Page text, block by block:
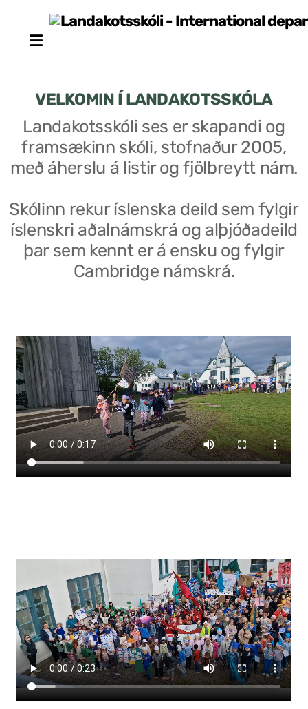
VELKOMIN Í LANDAKOTSSKÓLA
Landakotsskóli ses er skapandi og
framsækinn skóli, stofnaður 2005,
með áherslu á listir og fjölbreytt nám.
Skólinn rekur íslenska deild sem fylgir
íslenskri aðalnámskrá og alþjóðadeild
þar sem kennt er á ensku og fylgir
Cambridge námskrá.
Stjórn sjálfseignarstofnunar
Skólaráð
Fundargerðir skólaráðs
Stjórnendateymi
Skólareglur
Starfsáætlun
Frístund
Upplýsingar um innritun
Námsmat
Læsi
Lestrarheftin
Náms- og kennsluáætlanir
Námsráðgjafi